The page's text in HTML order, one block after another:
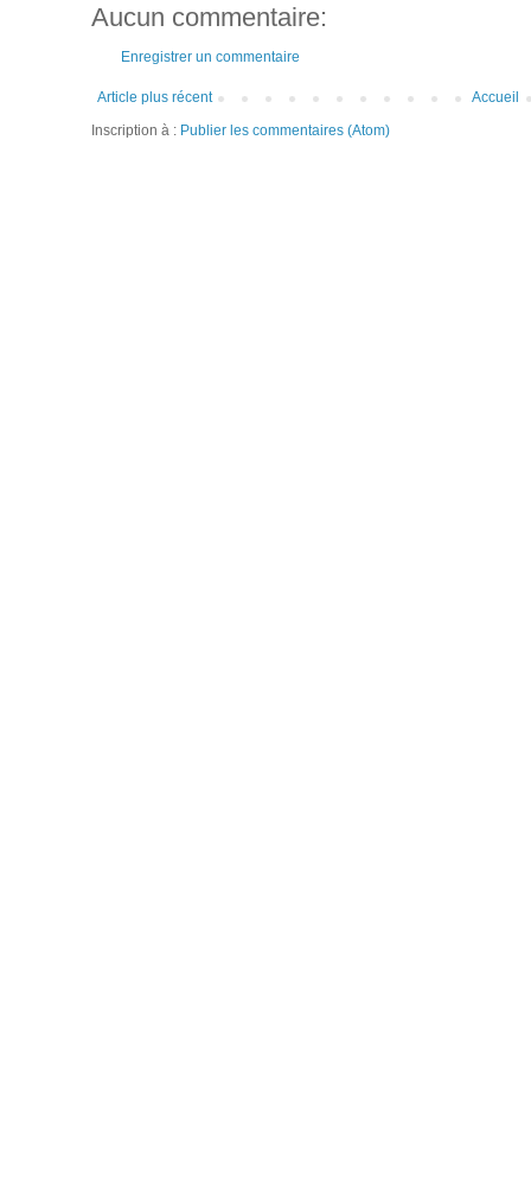
Aucun commentaire:
Enregistrer un commentaire
Article plus récent
Accueil
Inscription à : Publier les commentaires (Atom)